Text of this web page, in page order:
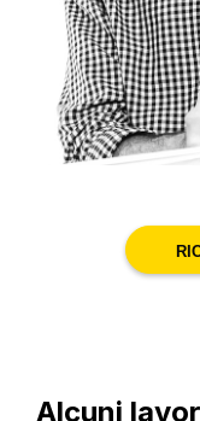
Alcuni